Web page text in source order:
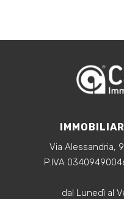
Via Alessandria,
P.IVA
dal Lunedì al